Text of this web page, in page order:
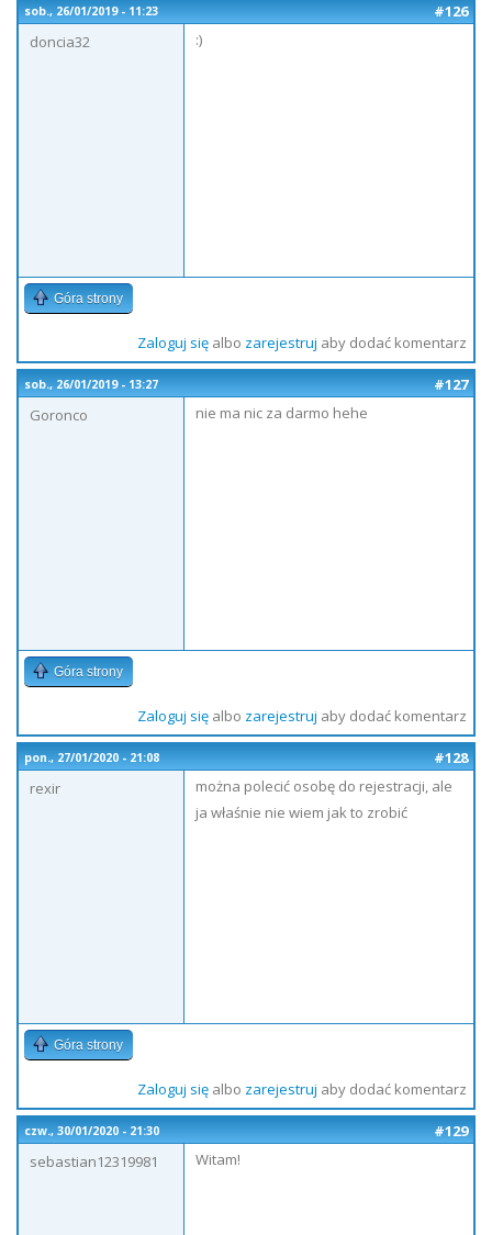
sob., 26/01/2019 - 11:23
#126
doncia32
:)
Góra strony
Zaloguj sięalbo zarejestruj aby dodać komentarz
sob., 26/01/2019 - 13:27
#127
Goronco
nie ma nic za darmo hehe
Góra strony
Zaloguj sięalbo zarejestruj aby dodać komentarz
pon., 27/01/2020 - 21:08
#128
rexir
można polecić osobę do rejestracji, ale
ja właśnie nie wiem jak to zrobić
Góra strony
Zaloguj sięalbo zarejestruj aby dodać komentarz
czw., 30/01/2020 - 21:30
#129
sebastian12319981
Witam!